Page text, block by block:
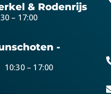
& Rodenrijs
– 17:00
-
– 17:00